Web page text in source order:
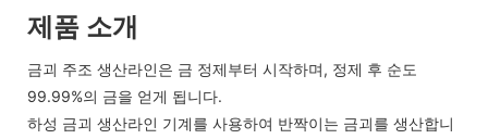
제품 소개
금괴 주조 생산라인은 금 정제부터 시작하며, 정제 후 순도
99.99%의 금을 얻게 됩니다.
하성 금괴 생산라인 기계를 사용하여 반짝이는 금괴를 생산합니